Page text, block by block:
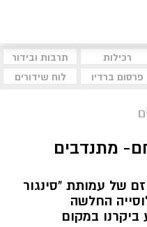
רכילות
תרבות ובידור
פרסום ברדיו לוח שידורים
מתנדבים
של עמותת "סינגור
החלשה
במקום